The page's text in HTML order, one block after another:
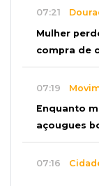
07:21
Mulher
compra de
07:19
Enquanto
açougues
07:16